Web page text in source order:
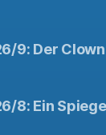
9: Der
8: Ein